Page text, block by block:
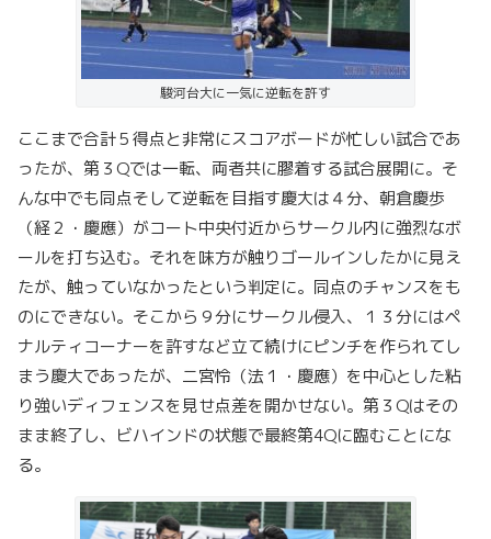
駿河台大に一気に逆転を許す
ここまで合計５得点と非常にスコアボードが忙しい試合であ
ったが、第３Qでは一転、両者共に膠着する試合展開に。そ
んな中でも同点そして逆転を目指す慶大は４分、朝倉慶歩
（経２・慶應）がコート中央付近からサークル内に強烈なボ
ールを打ち込む。それを味方が触りゴールインしたかに見え
たが、触っていなかったという判定に。同点のチャンスをも
のにできない。そこから９分にサークル侵入、１３分にはペ
ナルティコーナーを許すなど立て続けにピンチを作られてし
まう慶大であったが、二宮怜（法１・慶應）を中心とした粘
り強いディフェンスを見せ点差を開かせない。第３Qはその
まま終了し、ビハインドの状態で最終第4Qに臨むことにな
る。